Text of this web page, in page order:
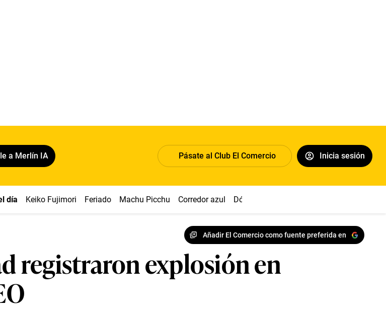
a Merlín IA Pásate al Club El Comercio Inicia sesión
día Keiko Fujimori Feriado Machu Picchu Corredor azul Dólar
Añadir El Comercio como fuente preferida en
registraron explosión en